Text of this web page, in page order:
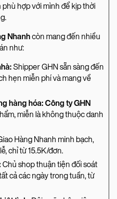
hợp với mình để kịp thời
Nhanhcòn mang đến nhiều
như:
Shipper GHN sẵn sàng đến
hẹn miễn phí và mang về
hàng hóa: Công ty GHN
miễn là không thuộc danh
Hàng Nhanh minh bạch,
chỉ từ 15.5K/đơn.
Chủ shop thuận tiện đối soát
cả các ngày trong tuần, từ